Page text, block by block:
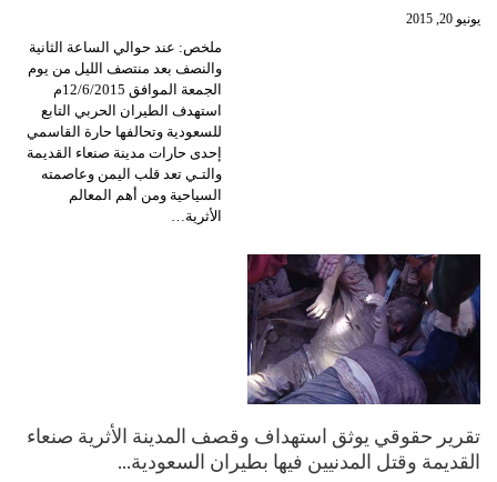
يونيو 20, 2015
ملخص: عند حوالي الساعة الثانية
والنصف بعد منتصف الليل من يوم
الجمعة الموافق 12/6/2015م
استهدف الطيران الحربي التابع
للسعودية وتحالفها حارة القاسمي
إحدى حارات مدينة صنعاء القديمة
والتـي تعد قلب اليمن وعاصمته
السياحية ومن أهم المعالم
الأثرية…
تقرير حقوقي يوثق استهداف وقصف المدينة الأثرية صنعاء
القديمة وقتل المدنيين فيها بطيران السعودية…